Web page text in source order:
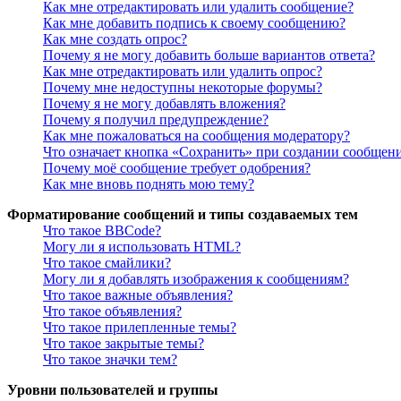
Как мне отредактировать или удалить сообщение?
Как мне добавить подпись к своему сообщению?
Как мне создать опрос?
Почему я не могу добавить больше вариантов ответа?
Как мне отредактировать или удалить опрос?
Почему мне недоступны некоторые форумы?
Почему я не могу добавлять вложения?
Почему я получил предупреждение?
Как мне пожаловаться на сообщения модератору?
Что означает кнопка «Сохранить» при создании
Почему моё сообщение требует одобрения?
Как мне вновь поднять мою тему?
Форматирование сообщений и типы создаваемых тем
Что такое BBCode?
Могу ли я использовать HTML?
Что такое смайлики?
Могу ли я добавлять изображения к сообщениям?
Что такое важные объявления?
Что такое объявления?
Что такое прилепленные темы?
Что такое закрытые темы?
Что такое значки тем?
Уровни пользователей и группы